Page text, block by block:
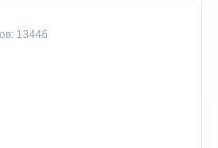
13446